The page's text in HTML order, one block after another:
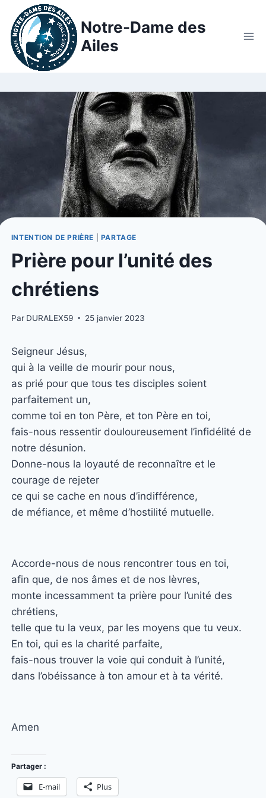
Notre-Dame des
Ailes
INTENTION DE PRIÈRE PARTAGE
Prière pour l’unité des
chrétiens
Par DURALEX59 25 janvier 2023
Seigneur Jésus,
qui à la veille de mourir pour nous,
as prié pour que tous tes disciples soient
parfaitement un,
comme toi en ton Père, et ton Père en toi,
fais-nous ressentir douloureusement l’infidélité de
notre désunion.
Donne-nous la loyauté de reconnaître et le
courage de rejeter
ce qui se cache en nous d’indifférence,
de méfiance, et même d’hostilité mutuelle.
Accorde-nous de nous rencontrer tous en toi,
afin que, de nos âmes et de nos lèvres,
monte incessamment ta prière pour l’unité des
chrétiens,
telle que tu la veux, par les moyens que tu veux.
En toi, qui es la charité parfaite,
fais-nous trouver la voie qui conduit à l’unité,
dans l’obéissance à ton amour et à ta vérité.
Amen
Partager :
E-mail Plus